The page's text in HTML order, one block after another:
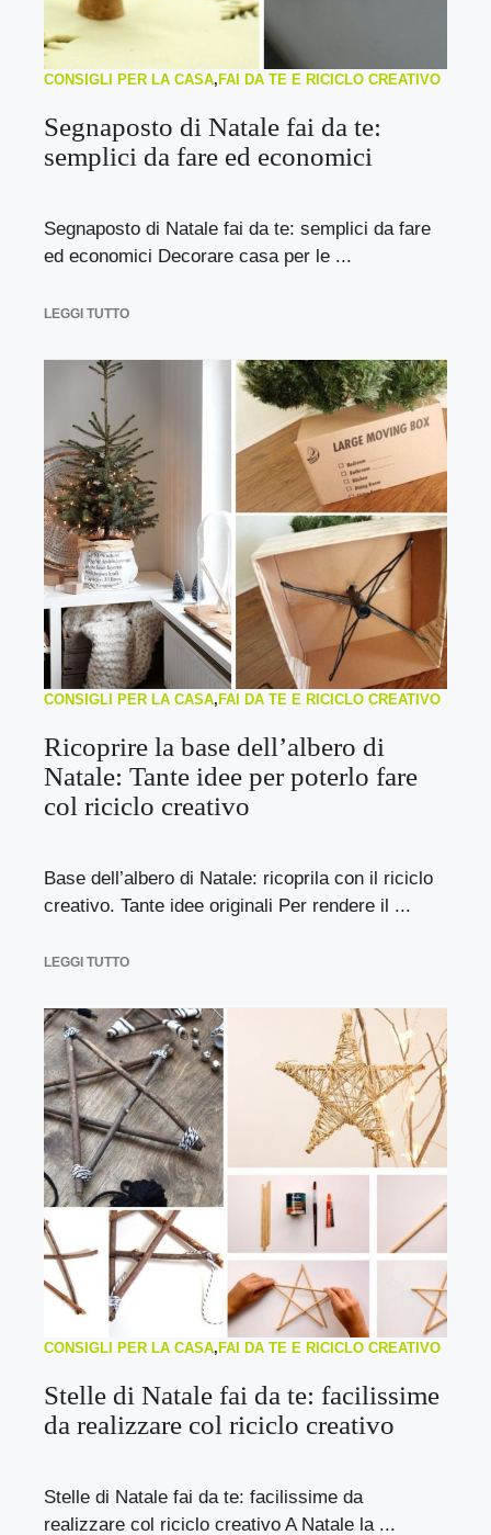
CONSIGLI PER LA CASA, FAI DA TE E RICICLO CREATIVO
Segnaposto di Natale fai da te:
semplici da fare ed economici
Segnaposto di Natale fai da te: semplici da fare
ed economici Decorare casa per le ...
LEGGI TUTTO
CONSIGLI PER LA CASA,FAI DA TE E RICICLO CREATIVO
Ricoprire la base dell’albero di
Natale: Tante idee per poterlo fare
col riciclo creativo
Base dell’albero di Natale: ricoprila con il riciclo
creativo. Tante idee originali Per rendere il ...
LEGGI TUTTO
CONSIGLI PER LA CASA, FAI DA TE E RICICLO CREATIVO
Stelle di Natale fai da te: facilissime
da realizzare col riciclo creativo
Stelle di Natale fai da te: facilissime da
realizzare col riciclo creativo A Natale la ...